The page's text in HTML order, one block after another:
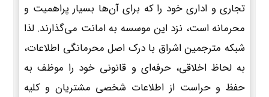
تجاری و اداری خود را که برای آن‌ها بسیار پراهمیت و
محرمانه است، نزد این موسسه به امانت می‌گذارند. لذا
شبکه مترجمین اشراق با درک اصل محرمانگی اطلاعات،
به لحاظ اخلاقی، حرفه‌ای و قانونی خود را موظف به
حفظ و حراست از اطلاعات شخصی مشتریان و کلیه